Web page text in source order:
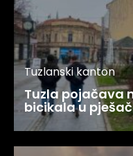
Tuzlanski kanton
Tuzla pojačava
bicikala u